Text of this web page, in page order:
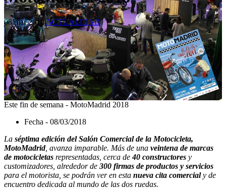
08 mar 2018|ACTUALIDAD
Este fin de semana - MotoMadrid 2018
Fecha - 08/03/2018
La séptima edición del Salón Comercial de la Motocicleta,
MotoMadrid, avanza imparable. Más de una veintena de marcas
de motocicletas representadas, cerca de40 constructores y
customizadores, alrededor de 300 firmas de productos y servicios
para el motorista, se podrán ver en esta nueva cita comercialy de
encuentro dedicada al mundo de las dos ruedas.